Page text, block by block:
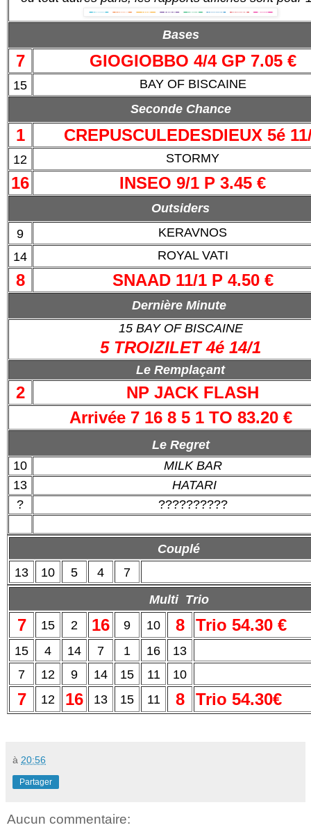
Bases
7 GIOGIOBBO 4/4 GP 7.05 €
15
BAY OF BISCAINE
Seconde Chance
1 CREPUSCULEDESDIEUX 5é
12 STORMY
16 INSEO 9/1 P 3.45 €
Outsiders
9
KERAVNOS
14
ROYAL VATI
8 SNAAD 11/1 P 4.50 €
Dernière Minute
15 BAY OF BISCAINE
5 TROIZILET 4é 14/1
Le Remplaçant
2
NP JACK FLASH
Arrivée 7 16 8 5 1 TO 83.20 €
Le Regret
10
MILK BAR
13
HATARI
?
??????????
Couplé
13
10 5 4
7
Multi Trio
7 15 2 16 9 10 8 Trio 54.30 €
15 4 14 7 1 16
13
7
12 9 14 15 11 10
7 12 16 13 15 11 8 Trio 54.30€
à 20:56
Partager
Aucun commentaire: